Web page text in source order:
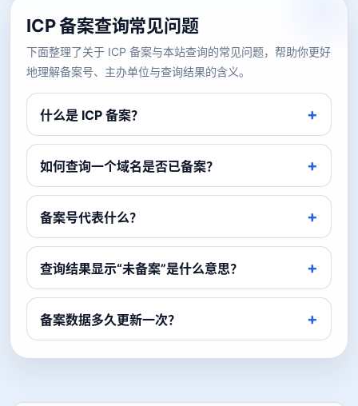
ICP 备案查询常见问题
下面整理了关于 ICP 备案与本站查询的常见问题，帮助你更好
地理解备案号、主办单位与查询结果的含义。
什么是 ICP 备案？
如何查询一个域名是否已备案？
备案号代表什么？
查询结果显示“未备案”是什么意思？
备案数据多久更新一次？